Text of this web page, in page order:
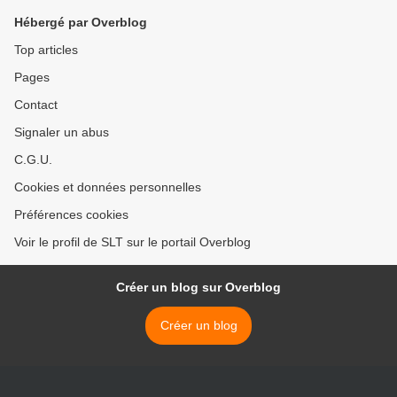
Hébergé par Overblog
Top articles
Pages
Contact
Signaler un abus
C.G.U.
Cookies et données personnelles
Préférences cookies
Voir le profil de SLT sur le portail Overblog
Créer un blog sur Overblog
Créer un blog